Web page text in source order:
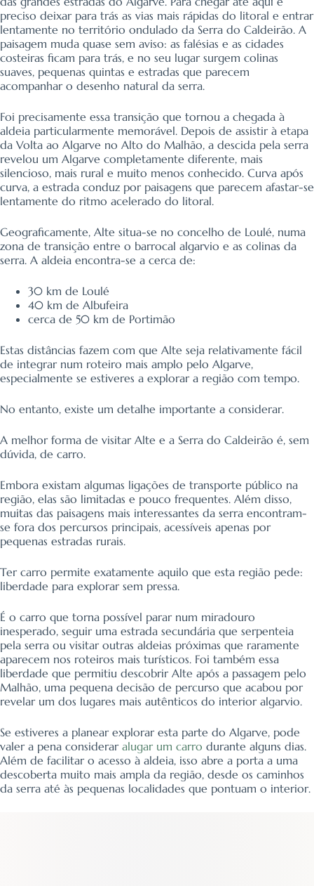
preciso deixar para trás as vias mais rápidas do litoral e entrar
lentamente no território ondulado da Serra do Caldeirão. A
paisagem muda quase sem aviso: as falésias e as cidades
costeiras ficam para trás, e no seu lugar surgem colinas
suaves, pequenas quintas e estradas que parecem
acompanhar o desenho natural da serra.
Foi precisamente essa transição que tornou a chegada à
aldeia particularmente memorável. Depois de assistir à etapa
da Volta ao Algarve no Alto do Malhão, a descida pela serra
revelou um Algarve completamente diferente, mais
silencioso, mais rural e muito menos conhecido. Curva após
curva, a estrada conduz por paisagens que parecem afastar-se
lentamente do ritmo acelerado do litoral.
Geograficamente, Alte situa-se no concelho de Loulé, numa
zona de transição entre o barrocal algarvio e as colinas da
serra. A aldeia encontra-se a cerca de:
30 km de Loulé
40 km de Albufeira
cerca de 50 km de Portimão
Estas distâncias fazem com que Alte seja relativamente fácil
de integrar num roteiro mais amplo pelo Algarve,
especialmente se estiveres a explorar a região com tempo.
No entanto, existe um detalhe importante a considerar.
A melhor forma de visitar Alte e a Serra do Caldeirão é, sem
dúvida, de carro.
Embora existam algumas ligações de transporte público na
região, elas são limitadas e pouco frequentes. Além disso,
muitas das paisagens mais interessantes da serra encontram-
se fora dos percursos principais, acessíveis apenas por
pequenas estradas rurais.
Ter carro permite exatamente aquilo que esta região pede:
liberdade para explorar sem pressa.
É o carro que torna possível parar num miradouro
inesperado, seguir uma estrada secundária que serpenteia
pela serra ou visitar outras aldeias próximas que raramente
aparecem nos roteiros mais turísticos. Foi também essa
liberdade que permitiu descobrir Alte após a passagem pelo
Malhão, uma pequena decisão de percurso que acabou por
revelar um dos lugares mais autênticos do interior algarvio.
Se estiveres a planear explorar esta parte do Algarve, pode
valer a pena considerar alugar um carro durante alguns dias.
Além de facilitar o acesso à aldeia, isso abre a porta a uma
descoberta muito mais ampla da região, desde os caminhos
da serra até às pequenas localidades que pontuam o interior.